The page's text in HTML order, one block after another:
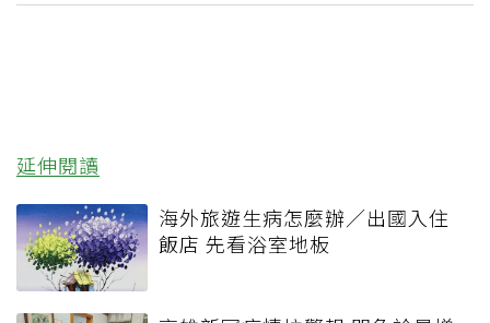
延伸閱讀
海外旅遊生病怎麼辦／出國入住
飯店 先看浴室地板